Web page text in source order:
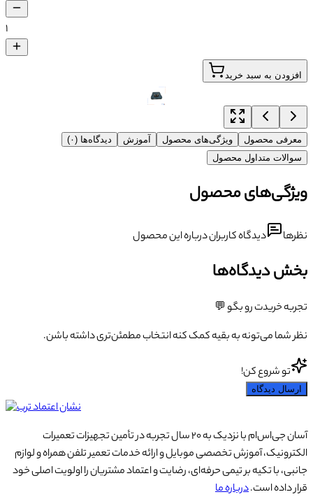
۱
افزودن به سبد خرید
معرفی محصول ویژگی‌های محصول آموزش
دیدگاه‌ها (۰)
سوالات متداول محصول
ویژگی‌های محصول
نظرها دیدگاه کاربران درباره این محصول
بخش دیدگاه‌ها
تجربه خریدت رو بگو 💬
نظر شما می‌تونه به بقیه کمک کنه انتخاب مطمئن‌تری داشته باشن.
تو شروع کن!
ارسال دیدگاه
آسان جی‌اس‌ام با نزدیک به ۲۰ سال تجربه در تأمین تجهیزات تعمیرات
الکترونیک، آموزش تخصصی موبایل و ارائه خدمات تعمیر تلفن همراه و لوازم
جانبی، با تکیه بر تیمی حرفه‌ای، رضایت و اعتماد مشتریان را اولویت اصلی خود
قرار داده است.درباره ما